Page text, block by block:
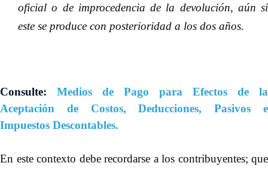
oficial o de improcedencia de la devolución, aún si
este se produce con posterioridad a los dos años.
Consulte:
Medios de Pago para Efectos de la
Aceptación de Costos, Deducciones, Pasivos e
Impuestos Descontables.
En este contexto debe recordarse a los contribuyentes; que